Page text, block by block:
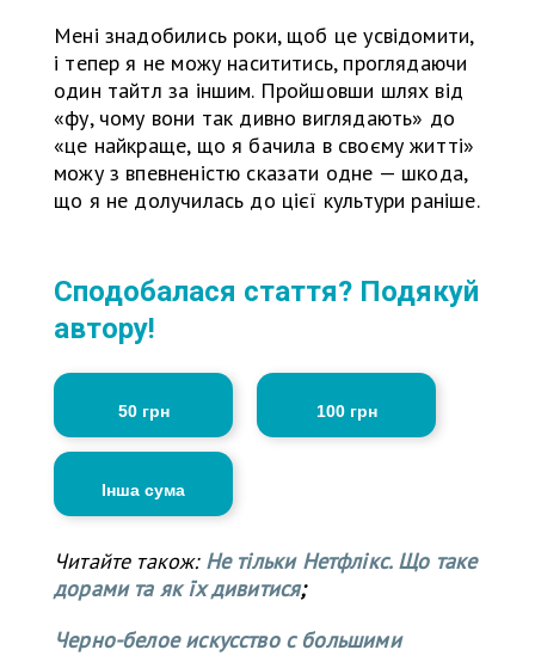
Мені знадобились роки, щоб це усвідомити,
і тепер я не можу насититись, проглядаючи
один тайтл за іншим. Пройшовши шлях від
«фу, чому вони так дивно виглядають» до
«це найкраще, що я бачила в своєму житті»
можу з впевненістю сказати одне — шкода,
що я не долучилась до цієї культури раніше.
Сподобалася стаття? Подякуй
автору!
50 грн 100 грн
Інша сума
Читайте також: Не тільки Нетфлікс. Що таке
дорами та як їх дивитися;
Черно-белое искусство с большими